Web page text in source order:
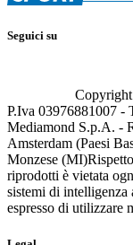
Seguici su
P.Iva 03976881007 -
Mediamond S.p.A. -
Amsterdam (Paesi
Monzese (MI)
riprodotti è vietata
sistemi di
espresso di utilizzare